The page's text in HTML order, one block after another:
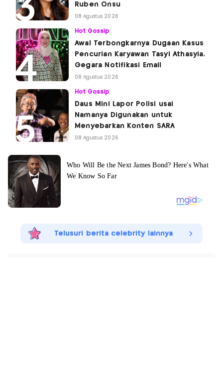
Ruben Onsu
08 Agustus 2026
Hot Gossip
Awal Terbongkarnya Dugaan Kasus
Pencurian Karyawan Tasyi Athasyia,
Gegara Notifikasi Email
08 Agustus 2026
Hot Gossip
Daus Mini Lapor Polisi usai
Namanya Digunakan untuk
Menyebarkan Konten SARA
08 Agustus 2026
Telusuri berita celebrity lainnya